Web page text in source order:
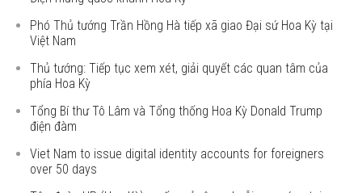
Phó Thủ tướng Trần Hồng Hà tiếp xã giao Đại sứ Hoa Kỳ tại
Việt Nam
Thủ tướng: Tiếp tục xem xét, giải quyết các quan tâm của
phía Hoa Kỳ
Tổng Bí thư Tô Lâm và Tổng thống Hoa Kỳ Donald Trump
điện đàm
Viet Nam to issue digital identity accounts for foreigners
over 50 days